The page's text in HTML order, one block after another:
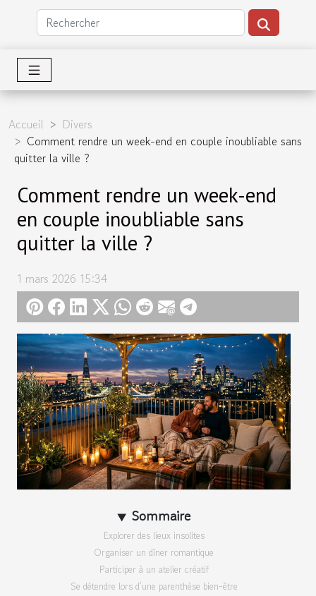
Accueil
Divers
Comment rendre un week-end en couple inoubliable sans
quitter la ville ?
Comment rendre un week-end
en couple inoubliable sans
quitter la ville ?
1 mars 2026 15:34
Sommaire
Explorer des lieux insolites
Organiser un dîner romantique
Participer à un atelier créatif
Se détendre lors d’une parenthèse bien-être